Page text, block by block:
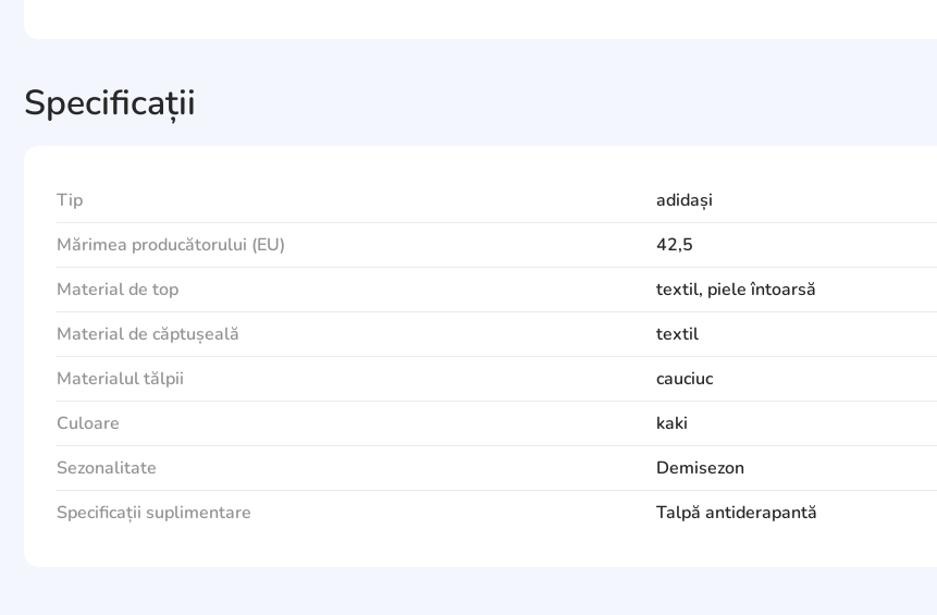
Specificații
Tip
adidași
Mărimea producătorului (EU)
42,5
Material de top
textil, piele întoarsă
Material de căptușeală
textil
Materialul tălpii
cauciuc
Culoare
kaki
Sezonalitate
Demisezon
Specificații suplimentare
Talpă antiderapantă